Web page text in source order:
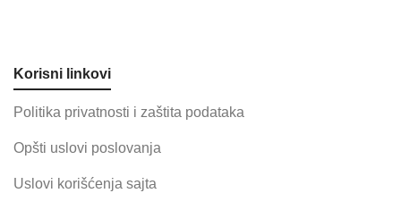
Korisni linkovi
Politika privatnosti i zaštita podataka
Opšti uslovi poslovanja
Uslovi korišćenja sajta